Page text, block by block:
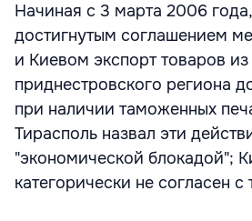
Начиная с 3 марта 2006
достигнутым соглашением
и Киевом экспорт товаров из
приднестровского региона
при наличии таможенных
Тирасполь назвал эти
"экономической блокадой";
категорически не согласен с